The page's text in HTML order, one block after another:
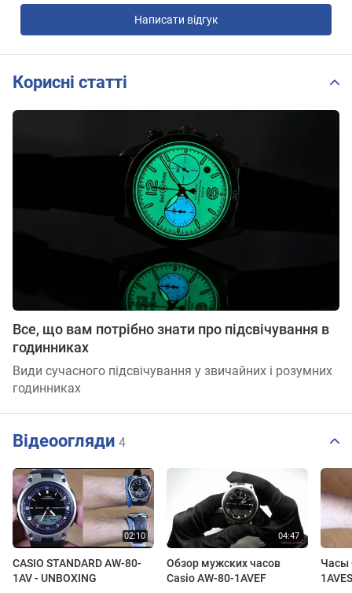
Написати відгук
Корисні статті
Все, що вам потрібно знати про підсвічування в
годинниках
Види сучасного підсвічування у звичайних і розумних
годинниках
Відеоогляди 4
CASIO STANDARD AW-80-
1AV - UNBOXING
Обзор мужских часов
Casio AW-80-1AVEF
Часы